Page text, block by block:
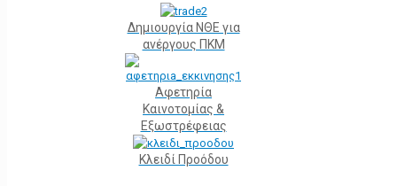
Δημιουργία ΝΘΕ για
ανέργους ΠΚΜ
Αφετηρία
Kαινοτομίας &
Εξωστρέφειας
Κλειδί Προόδου